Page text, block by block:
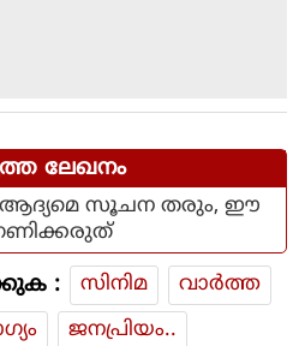
ലേഖനം
ആദ്യമെ സൂചന തരും, ഈ
: സിനിമ
വാര്‍ത്ത
ജനപ്രിയം..